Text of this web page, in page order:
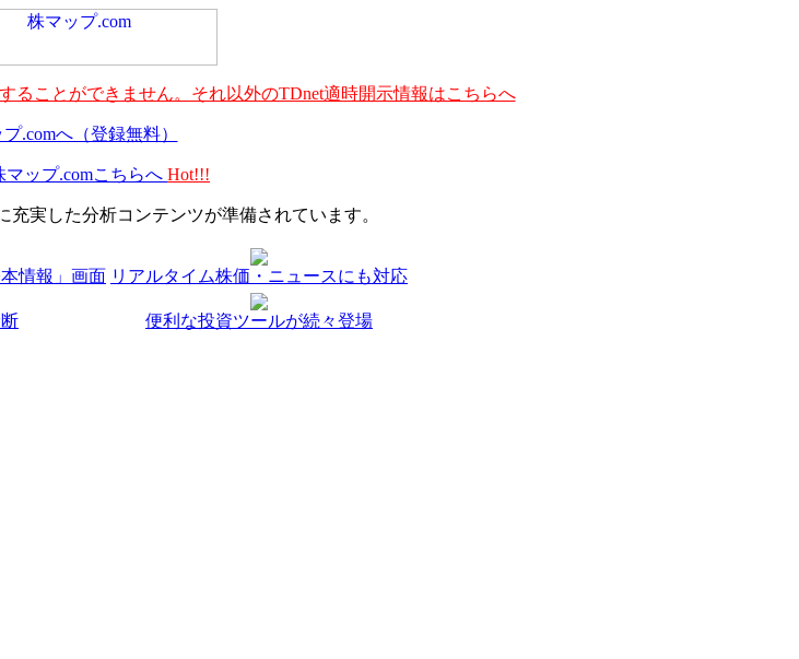
ることができません。それ以外のTDnet適時開示情報はこちらへ
.comへ（登録無料）
マップ.comこちらへ Hot!!!
充実した分析コンテンツが準備されています。
情報」画面 リアルタイム株価・ニュースにも対応
便利な投資ツールが続々登場